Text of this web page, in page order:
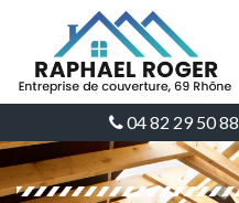
04 82 29 50 88